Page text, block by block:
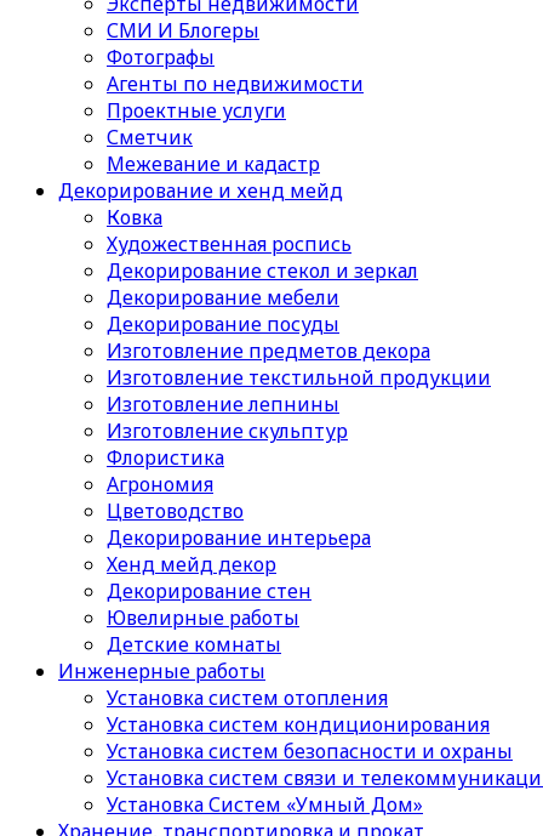
СМИ И Блогеры
Фотографы
Агенты по недвижимости
Проектные услуги
Сметчик
Межевание и кадастр
Декорирование и хенд мейд
Ковка
Художественная роспись
Декорирование стекол и зеркал
Декорирование мебели
Декорирование посуды
Изготовление предметов декора
Изготовление текстильной продукции
Изготовление лепнины
Изготовление скульптур
Флористика
Агрономия
Цветоводство
Декорирование интерьера
Хенд мейд декор
Декорирование стен
Ювелирные работы
Детские комнаты
Инженерные работы
Установка систем отопления
Установка систем кондиционирования
Установка систем безопасности и охраны
Установка систем связи и
Установка Систем «Умный Дом»
Хранение, транспортировка и прокат